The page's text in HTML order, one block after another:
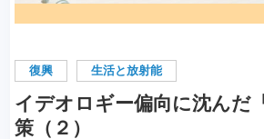
復興 生活と放射能
イデオロギー偏向に沈んだ
策（２）